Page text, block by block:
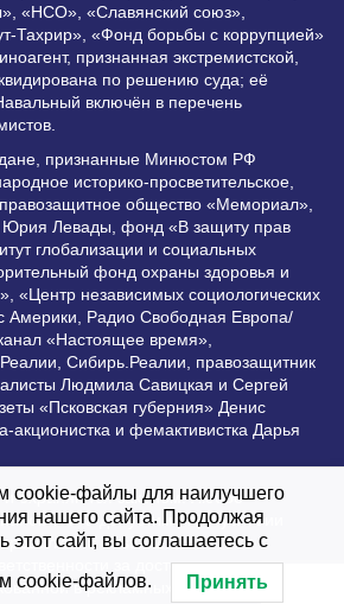
«НСО», «Славянский союз»,
Тахрир», «Фонд борьбы с коррупцией»
признанная экстремистской,
по решению суда; её
включён в перечень
признанные Минюстом РФ
историко-просветительское,
общество «Мемориал»,
Юрия Левады, фонд «В защиту прав
глобализации и социальных
фонд охраны здоровья и
«Центр независимых социологических
Америки, Радио Свободная Европа/
«Настоящее время»,
Сибирь.Реалии, правозащитник
Людмила Савицкая и Сергей
«Псковская губерния» Денис
акционистка и фемактивистка Дарья
охраняются законом. Любое
сайта допустимо при условии
на Vesti.UZ.
за достоверность
в рекламных объявлениях.
cookie-файлы для наилучшего
нашего сайта. Продолжая
этот сайт, вы соглашаетесь с
cookie-файлов. Принять